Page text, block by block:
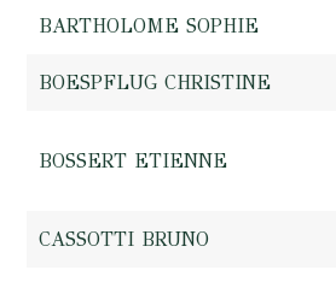
BARTHOLOME SOPHIE
BOESPFLUG CHRISTINE
BOSSERT ETIENNE
CASSOTTI BRUNO